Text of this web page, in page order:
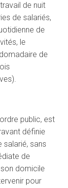
de nuit
de salariés,
de
le
de
public, est
définie
salarié, sans
de
son domicile
pour